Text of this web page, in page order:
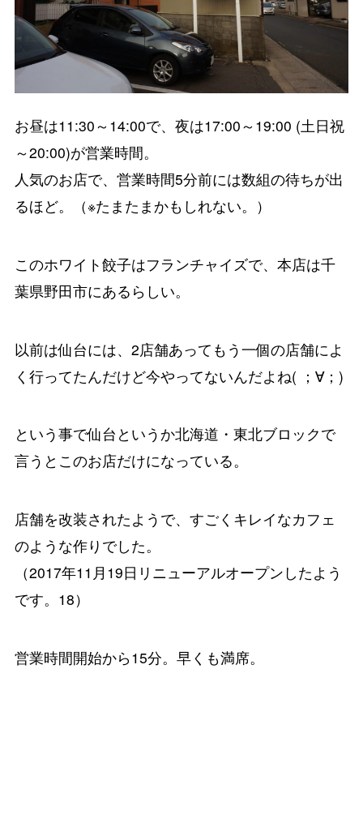
お昼は11:30～14:00で、夜は17:00～19:00 (土日祝
～20:00)が営業時間。
人気のお店で、営業時間5分前には数組の待ちが出
るほど。（※たまたまかもしれない。）
このホワイト餃子はフランチャイズで、本店は千
葉県野田市にあるらしい。
以前は仙台には、2店舗あってもう一個の店舗によ
く行ってたんだけど今やってないんだよね( ；∀；)
という事で仙台というか北海道・東北ブロックで
言うとこのお店だけになっている。
店舗を改装されたようで、すごくキレイなカフェ
のような作りでした。
（2017年11月19日リニューアルオープンしたよう
です。18）
営業時間開始から15分。早くも満席。